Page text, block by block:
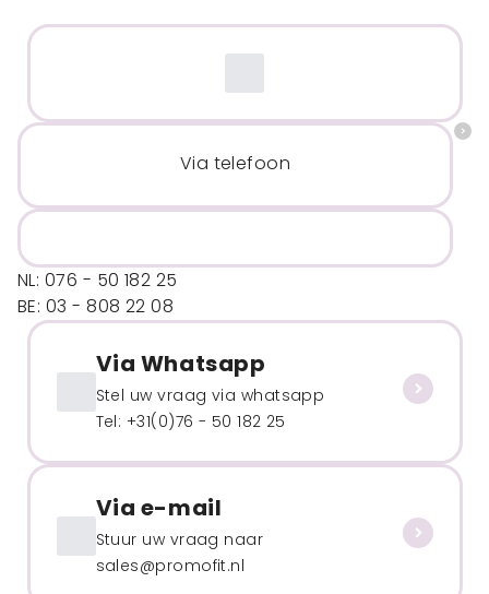
Via telefoon
NL: 076 - 50 182 25
BE: 03 - 808 22 08
Via Whatsapp
Stel uw vraag via whatsapp
Tel: +31(0)76 - 50 182 25
Via e-mail
Stuur uw vraag naar
sales@promofit.nl